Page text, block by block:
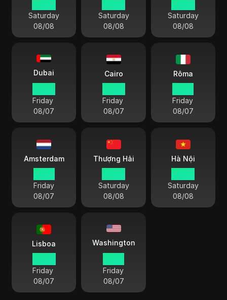
Saturday
08/08
Saturday
08/08
Saturday
08/08
Dubai
Friday
08/07
Cairo
Friday
08/07
Rôma
Friday
08/07
Amsterdam
Friday
08/07
Thượng Hải
Saturday
08/08
Hà Nội
Saturday
08/08
Lisboa
Friday
08/07
Washington
Friday
08/07